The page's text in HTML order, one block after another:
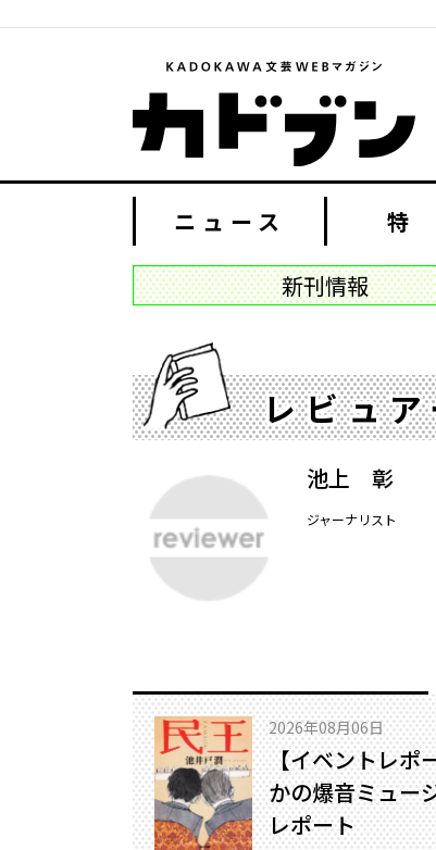
ニュース 特
新刊情報
レビュ
池上 彰
ジャーナリスト
2026年08月06日
【イベントレポ
かの爆音ミュー
レポート